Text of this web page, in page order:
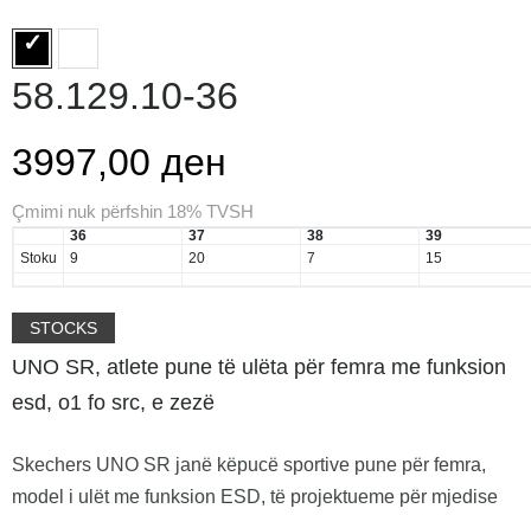
58.129.10-36
3997,00 ден
Çmimi nuk përfshin 18% TVSH
36 37 38
39
Stoku
9 20 7 15
STOCKS
UNO SR, atlete pune të ulëta për femra me funksion
esd, o1 fo src, e zezë
Skechers UNO SR janë këpucë sportive pune për femra,
model i ulët me funksion ESD, të projektueme për mjedise